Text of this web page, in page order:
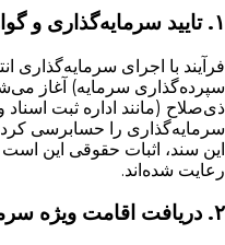
۱. تایید سرمایه‌گذاری و گواهی انطباق
فرآیند با اجرای سرمایه‌گذاری
سپرده‌گذاری سرمایه) آغاز
ذی‌صلاح (مانند اداره ثبت
سرمایه‌گذاری را حسابرسی
این سند، اثبات حقوقی این
رعایت شده‌اند.
۲. دریافت اقامت ویژه سرمایه‌گذاری